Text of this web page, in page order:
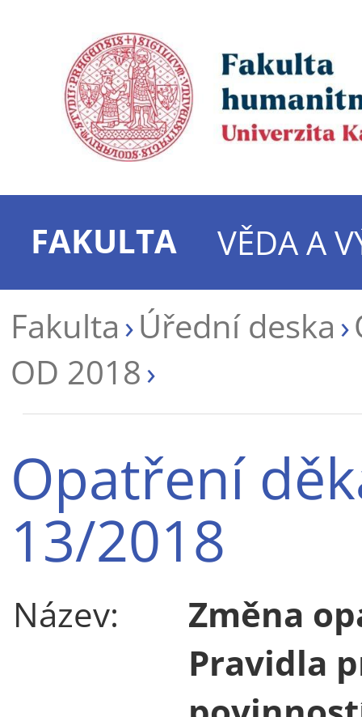
FAKULTA
VĚDA A
Fakulta Úřední deska
OD 2018
Opatření
13/2018
Název:
Změna
Pravidla